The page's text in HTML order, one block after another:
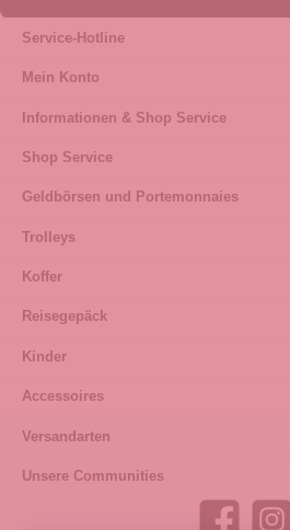
Service-Hotline
Mein Konto
Informationen & Shop Service
Shop Service
Geldbörsen und Portemonnaies
Trolleys
Koffer
Reisegepäck
Kinder
Accessoires
Versandarten
Unsere Communities